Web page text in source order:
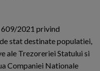
609/2021 privind
stat destinate populatiei,
ale Trezoreriei Statului si
Companiei Nationale